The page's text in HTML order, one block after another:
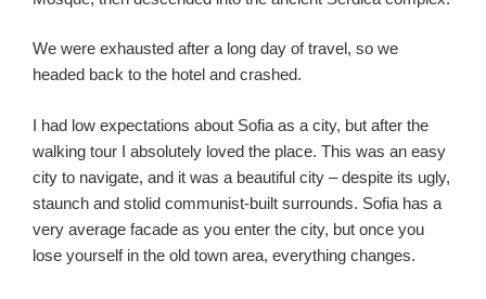
We were exhausted after a long day of travel, so we
headed back to the hotel and crashed.
I had low expectations about Sofia as a city, but after the
walking tour I absolutely loved the place. This was an easy
city to navigate, and it was a beautiful city – despite its ugly,
staunch and stolid communist-built surrounds. Sofia has a
very average facade as you enter the city, but once you
lose yourself in the old town area, everything changes.